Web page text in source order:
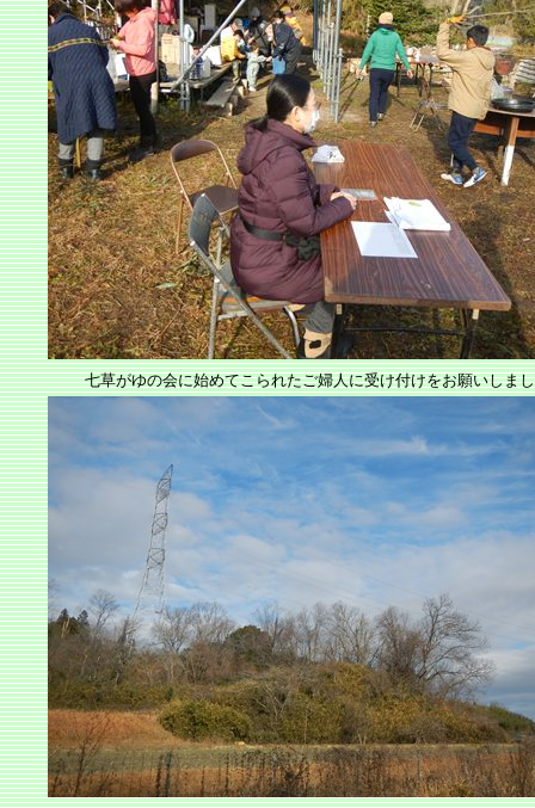
七草がゆの会に始めてこられたご婦人に受け付けをお願いしま